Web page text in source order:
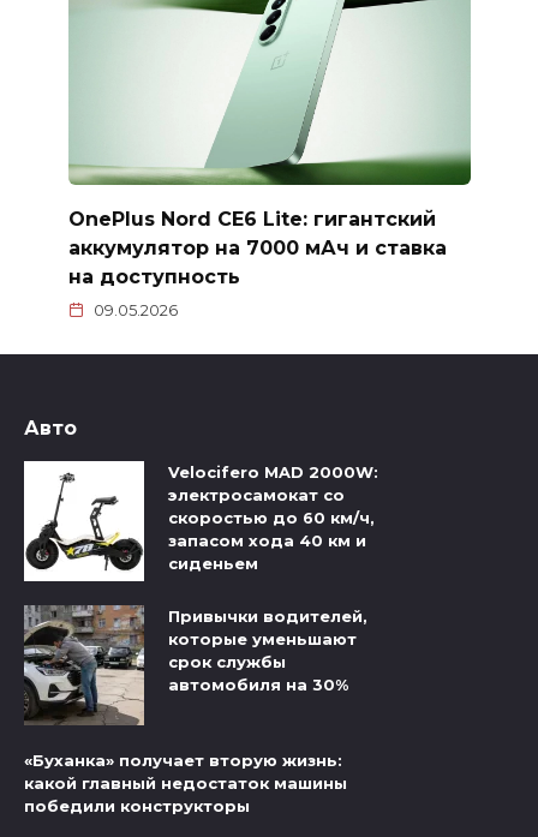
OnePlus Nord CE6 Lite: гигантский
аккумулятор на 7000 мАч и ставка
на доступность
09.05.2026
Авто
Velocifero MAD 2000W:
электросамокат со
скоростью до 60 км/ч,
запасом хода 40 км и
сиденьем
Привычки водителей,
которые уменьшают
срок службы
автомобиля на 30%
«Буханка» получает вторую жизнь:
какой главный недостаток машины
победили конструкторы